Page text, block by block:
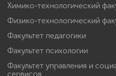
Химико-технологический
Физико-технологический
Факультет педагогики
Факультет психологии
Факультет управления и
сервисов